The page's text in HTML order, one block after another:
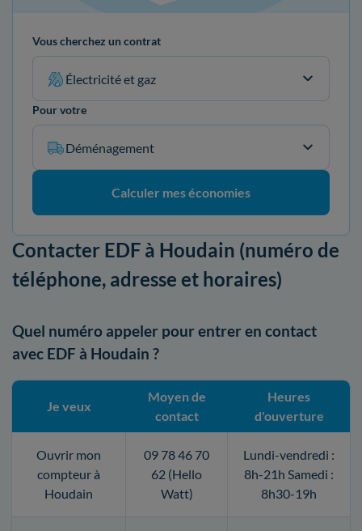
Vous cherchez un contrat
Électricité et gaz
Pour votre
Déménagement
Calculer mes économies
Contacter EDF à Houdain (numéro de
téléphone, adresse et horaires)
Quel numéro appeler pour entrer en contact
avec EDF à Houdain ?
Je veux
Moyen de
contact
Heures
d'ouverture
Ouvrir mon
compteur à
Houdain
09 78 46 70
62 (Hello
Watt)
Lundi-vendredi :
8h-21h Samedi :
8h30-19h